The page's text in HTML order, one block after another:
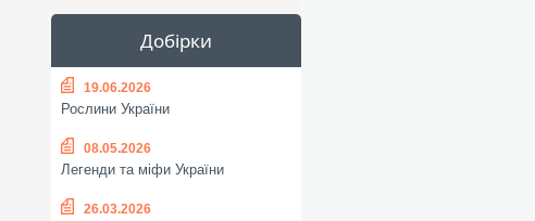
Добірки
19.06.2026
Рослини України
08.05.2026
Легенди та міфи України
26.03.2026